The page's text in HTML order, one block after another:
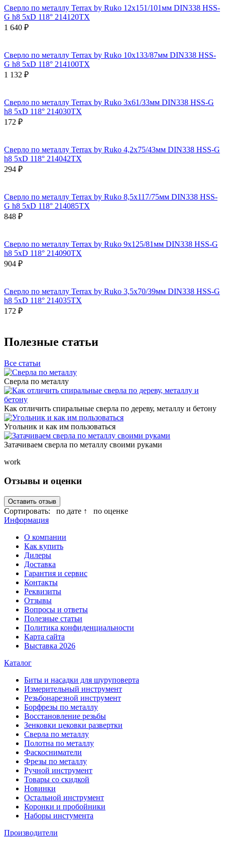
Сверло по металлу Terrax by Ruko 12x151/101мм DIN338 HSS-
G h8 5xD 118° 214120TX
1 640 ₽
Сверло по металлу Terrax by Ruko 10x133/87мм DIN338 HSS-
G h8 5xD 118° 214100TX
1 132 ₽
Сверло по металлу Terrax by Ruko 3x61/33мм DIN338 HSS-G
h8 5xD 118° 214030TX
172 ₽
Сверло по металлу Terrax by Ruko 4,2x75/43мм DIN338 HSS-G
h8 5xD 118° 214042TX
294 ₽
Сверло по металлу Terrax by Ruko 8,5x117/75мм DIN338 HSS-
G h8 5xD 118° 214085TX
848 ₽
Сверло по металлу Terrax by Ruko 9x125/81мм DIN338 HSS-G
h8 5xD 118° 214090TX
904 ₽
Сверло по металлу Terrax by Ruko 3,5x70/39мм DIN338 HSS-G
h8 5xD 118° 214035TX
172 ₽
Полезные статьи
Все статьи
Сверла по металлу
Как отличить спиральные сверла по дереву, металлу и бетону
Угольник и как им пользоваться
Затачиваем сверла по металлу своими руками
work
Отзывы и оценки
Оставить отзыв
Сортировать: по дате ↑
по оценке
Информация
О компании
Как купить
Дилеры
Доставка
Гарантия и сервис
Контакты
Реквизиты
Отзывы
Вопросы и ответы
Полезные статьи
Политика конфиденциальности
Карта сайта
Выставка 2026
Каталог
Биты и насадки для шуруповерта
Измерительный инструмент
Резьбонарезной инструмент
Борфрезы по металлу
Восстановление резьбы
Зенковки цековки развертки
Сверла по металлу
Полотна по металлу
Фаскосниматели
Фрезы по металлу
Ручной инструмент
Товары со скидкой
Новинки
Остальной инструмент
Коронки и пробойники
Наборы инстумента
Производители